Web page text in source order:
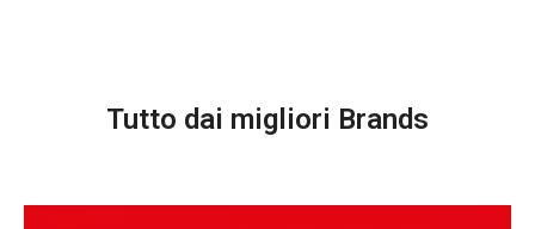
Tutto dai migliori Brands